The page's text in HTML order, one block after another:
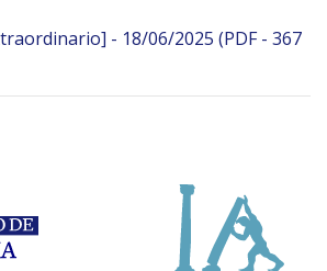
- 18/06/2025 (PDF - 367